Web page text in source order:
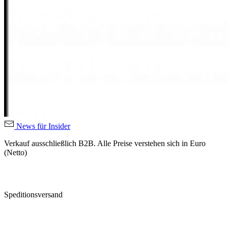
News für Insider
Verkauf ausschließlich B2B. Alle Preise verstehen sich in Euro
(Netto)
Speditionsversand